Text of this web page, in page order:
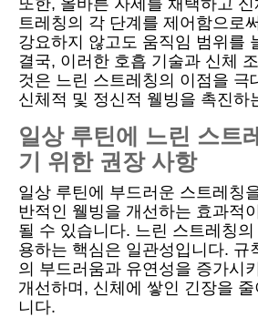
또한, 올바른 자세를 채택하고
트레칭의 각 단계를 제어함으로
강요하지 않고도 움직임 범위를
결국, 이러한 호흡 기술과 신체
것은 느린 스트레칭의 이점을 극
신체적 및 정신적 웰빙을 촉진하
일상 루틴에 느린 스트
기 위한 권장 사항
일상 루틴에 부드러운 스트레칭
반적인 웰빙을 개선하는 효과적
될 수 있습니다. 느린 스트레칭
용하는 핵심은 일관성입니다. 규
의 부드러움과 유연성을 증가시
개선하며, 신체에 쌓인 긴장을
니다.